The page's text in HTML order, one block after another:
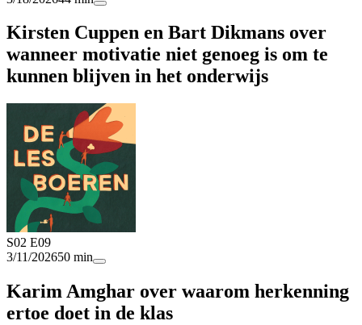
Kirsten Cuppen en Bart Dikmans over
wanneer motivatie niet genoeg is om te
kunnen blijven in het onderwijs
S02 E09
3/11/202650 min
Karim Amghar over waarom herkenning
ertoe doet in de klas